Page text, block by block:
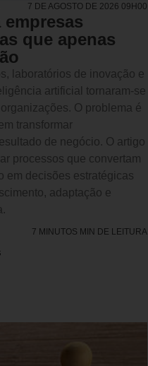
7 DE AGOSTO DE 2026 09H00
empresas
que apenas
laboratórios de inovação e
artificial tornaram-se
O problema é
transformar
de negócio. O artigo
processos que convertam
em decisões estratégicas
adaptação e
7 MINUTOS MIN DE LEITURA